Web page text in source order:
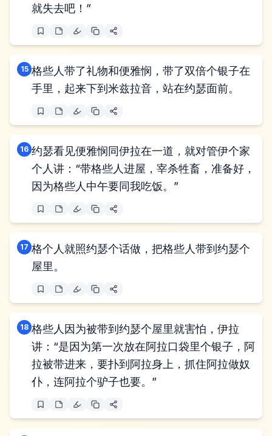
就失去吧！”
15 格些人带了礼物和便雅悯，带了双倍个银子在
手里，起来下到米兹拉音，站在约瑟面前。
16 约瑟看见便雅悯同伊拉在一道，就对管伊个家
个人讲：“带格些人进屋，宰杀牲畜，准备好，
因为格些人中午要同我吃饭。”
17 格个人就照约瑟个话做，把格些人带到约瑟个
屋里。
18 格些人因为被带到约瑟个屋里就害怕，伊拉
讲：“是因为第一次放在阿拉口袋里个银子，阿
拉被带进来，要扑到阿拉身上，抓住阿拉做奴
仆，连阿拉个驴子也要。”